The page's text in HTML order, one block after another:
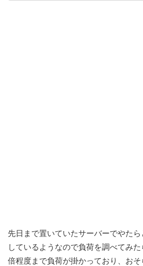
先日まで置いていたサーバーでやた
しているようなので負荷を調べてみ
倍程度まで負荷が掛かっており、お